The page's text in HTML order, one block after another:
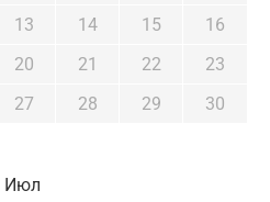
13 14 15
16
20 21 22
23
27 28 29
30
Июл